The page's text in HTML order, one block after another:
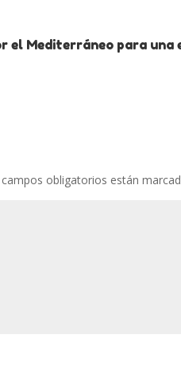
el Mediterráneo para una
obligatorios están